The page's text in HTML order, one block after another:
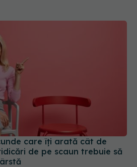
care îți arată cât de
de pe scaun trebuie să